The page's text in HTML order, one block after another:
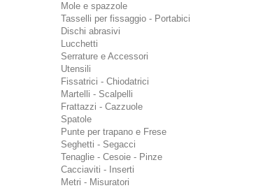
Mole e spazzole
Tasselli per fissaggio - Portabici
Dischi abrasivi
Lucchetti
Serrature e Accessori
Utensili
Fissatrici - Chiodatrici
Martelli - Scalpelli
Frattazzi - Cazzuole
Spatole
Punte per trapano e Frese
Seghetti - Segacci
Tenaglie - Cesoie - Pinze
Cacciaviti - Inserti
Metri - Misuratori